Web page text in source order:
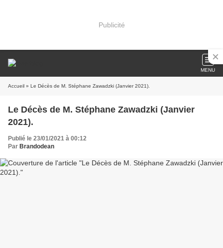
Publicité
MENU
Accueil » Le Décès de M. Stéphane Zawadzki (Janvier 2021).
Le Décès de M. Stéphane Zawadzki (Janvier
2021).
Publié le 23/01/2021 à 00:12
Par Brandodean